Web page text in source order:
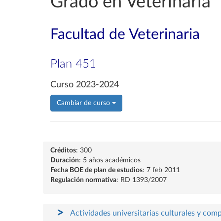
Facultad de Veterinaria
Plan 451
Curso 2023-2024
Cambiar de curso
Créditos: 300
Duración: 5 años académicos
Fecha BOE de plan de estudios: 7 feb 2011
Regulación normativa: RD 1393/2007
Actividades universitarias culturales y